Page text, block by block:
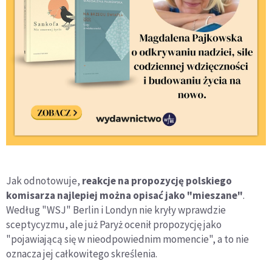
Jak odnotowuje, reakcje na propozycję polskiego
komisarza najlepiej można opisać jako "mieszane".
Według "WSJ" Berlin i Londyn nie kryły wprawdzie
sceptycyzmu, ale już Paryż ocenił propozycję jako
"pojawiającą się w nieodpowiednim momencie", a to nie
oznacza jej całkowitego skreślenia.